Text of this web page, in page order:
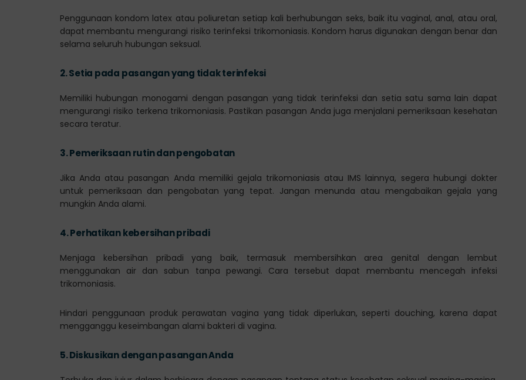
Penggunaan kondom latex atau poliuretan setiap kali berhubungan seks, baik itu vaginal, anal, atau oral,
dapat membantu mengurangi risiko terinfeksi trikomoniasis. Kondom harus digunakan dengan benar dan
selama seluruh hubungan seksual.
2.Setia pada pasangan yang tidak terinfeksi
Memiliki hubungan monogami dengan pasangan yang tidak terinfeksi dan setia satu sama lain dapat
mengurangi risiko terkena trikomoniasis. Pastikan pasangan Anda juga menjalani pemeriksaan kesehatan
secara teratur.
3.Pemeriksaan rutin dan pengobatan
Jika Anda atau pasangan Anda memiliki gejala trikomoniasis atau IMS lainnya, segera hubungi dokter
untuk pemeriksaan dan pengobatan yang tepat. Jangan menunda atau mengabaikan gejala yang
mungkin Anda alami.
4.Perhatikan kebersihan pribadi
Menjaga kebersihan pribadi yang baik, termasuk membersihkan area genital dengan lembut
menggunakan air dan sabun tanpa pewangi. Cara tersebut dapat membantu mencegah infeksi
trikomoniasis.
Hindari penggunaan produk perawatan vagina yang tidak diperlukan, seperti douching, karena dapat
mengganggu keseimbangan alami bakteri di vagina.
5.Diskusikan dengan pasangan Anda